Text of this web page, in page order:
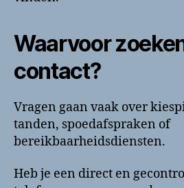
Waarvoor
contact?
Vragen gaan vaak over
tanden, spoedafspraken of
bereikbaarheidsdiensten.
Heb je een direct en